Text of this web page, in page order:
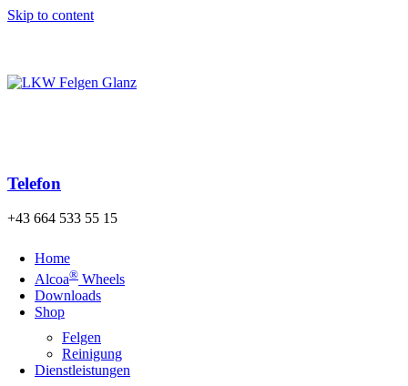
Skip to content
Telefon
+43 664 533 55 15
Home
Alcoa® Wheels
Downloads
Shop
Felgen
Reinigung
Dienstleistungen